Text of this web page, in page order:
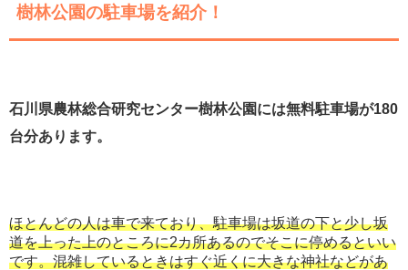
樹林公園の駐車場を紹介！
石川県農林総合研究センター樹林公園には無料駐車場が180
台分あります。
ほとんどの人は車で来ており、駐車場は坂道の下と少し坂
道を上った上のところに2カ所あるのでそこに停めるといい
です。混雑しているときはすぐ近くに大きな神社などがあ